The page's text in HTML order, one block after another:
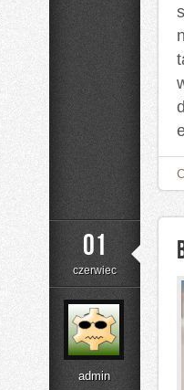
01
czerwiec
admin